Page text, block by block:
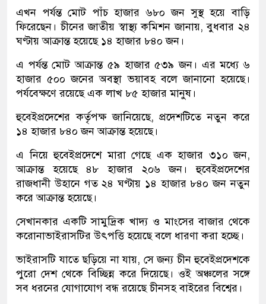
এখন পর্যন্ত মোট পাঁচ হাজার ৬৮০ জন সুস্থ হয়ে বাড়ি
ফিরেছেন। চীনের জাতীয় স্বাস্থ্য কমিশন জানায়, বুধবার ২৪
ঘণ্টায় আক্রান্ত হয়েছে ১৪ হাজার ৮৪০ জন।
এ পর্যন্ত মোট আক্রান্ত ৫৯ হাজার ৫৩৯ জন। এর মধ্যে ৬
হাজার ৫০০ জনের অবস্থা ভয়াবহ বলে জানানো হয়েছে।
পর্যবেক্ষণে রয়েছে এক লাখ ৮৫ হাজার মানুষ।
হুবেইপ্রদেশের কর্তৃপক্ষ জানিয়েছে, প্রদেশটিতে নতুন করে
১৪ হাজার ৮৪০ জন আক্রান্ত হয়েছে।
এ নিয়ে হুবেইপ্রদেশে মারা গেছে এক হাজার ৩১০ জন,
আক্রান্ত হয়েছে ৪৮ হাজার ২০৬ জন। হুবেইপ্রদেশের
রাজধানী উহানে গত ২৪ ঘণ্টায় ১৪ হাজার ৮৪০ জন নতুন
করে আক্রান্ত হয়েছে।
সেখানকার একটি সামুদ্রিক খাদ্য ও মাংসের বাজার থেকে
করোনাভাইরাসটির উৎপত্তি হয়েছে বলে ধারণা করা হচ্ছে।
ভাইরাসটি যাতে ছড়িয়ে না যায়, সে জন্য চীন হুবেইপ্রদেশকে
পুরো দেশ থেকে বিচ্ছিন্ন করে দিয়েছে। ওই অঞ্চলের সঙ্গে
সব ধরনের যোগাযোগ বন্ধ রয়েছে চীনসহ বাইরের বিশ্বের।